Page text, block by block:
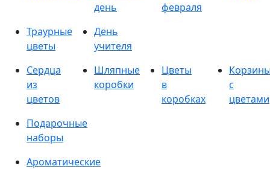
день
февраля
Траурные
цветы
День
учителя
Сердца
из
цветов
Шляпные
коробки
Цветы
в
коробках
с
цветами
Подарочные
наборы
Ароматические